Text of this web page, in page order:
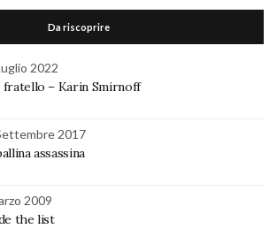
Da riscoprire
2022
– Karin Smirnoff
2017
assassina
2009
the list